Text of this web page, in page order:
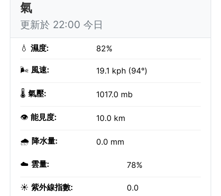
氣
更新於 22:00 今日
💧 濕度: 82%
🌬️ 風速: 19.1 kph (94°)
🌡️ 氣壓: 1017.0 mb
👁️ 能見度: 10.0 km
🌧️ 降水量: 0.0 mm
☁️ 雲量: 78%
☀️ 紫外線指數: 0.0